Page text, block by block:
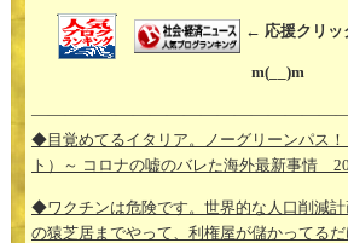
← 応援クリッ
m(__)m
◆目覚めてるイタリア。ノーグリーンパス！
ト）～ コロナの嘘のバレた海外最新事情
◆ワクチンは危険です。世界的な人口削減
の猿芝居までやって、利権屋が儲かってるだ